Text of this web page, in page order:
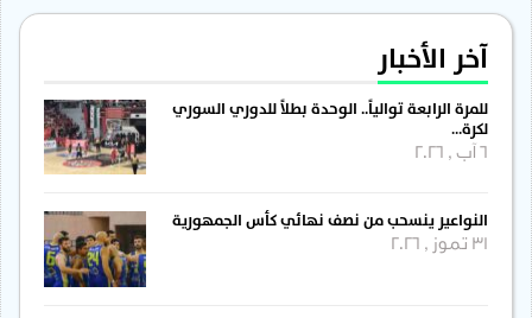
آخر الأخبار
للمرة الرابعة توالياً.. الوحدة بطلاً للدوري السوري
لكرة…
النواعير ينسحب من نصف نهائي كأس الجمهورية
31 تموز , 2026